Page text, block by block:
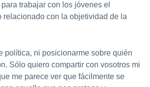
trabajar con los jóvenes el
relacionado con la objetividad de la
política, ni posicionarme sobre quién
Sólo quiero compartir con vosotros mi
me parece ver que fácilmente se